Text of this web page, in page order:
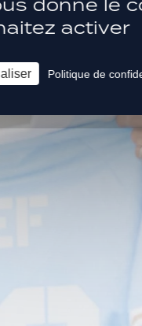
activer
Politique de